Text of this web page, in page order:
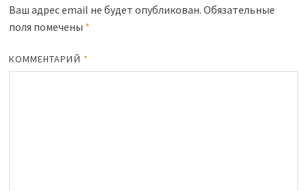
Ваш адрес email не будет опубликован. Обязательные
поля помечены *
КОММЕНТАРИЙ *